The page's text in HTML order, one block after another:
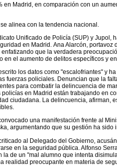
en Madrid, en comparación con un
alinea con la tendencia nacional.
Unificado de Policía (SUP) y Jupol,
en Madrid. Ana Alarcón, portavoz
que la verdadera
en el aumento de delitos específicos y
los datos como "escalofriantes" y
fuerzas policiales. Denuncian que la
para combatir la delincuencia de
en Madrid están trabajando en
ciudadana. La delincuencia, afirman,
una manifestación frente al
argumentando que su gestión ha sido
al Delegado del Gobierno,
en la seguridad pública. Alfonso
la de un "mal alumno que intenta
realidad preocupante en materia de